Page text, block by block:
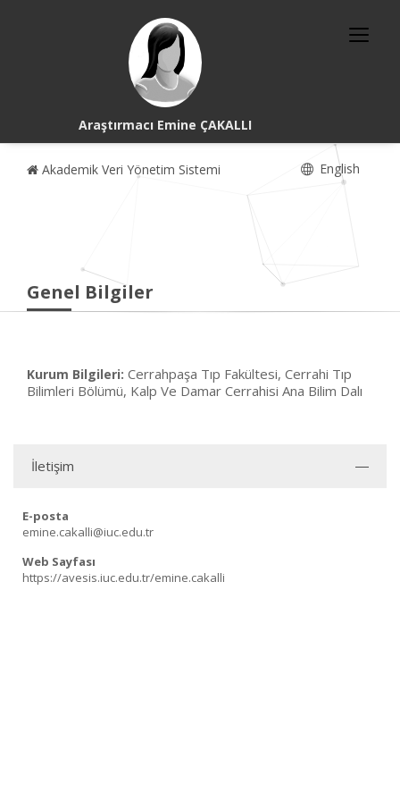
Araştırmacı Emine ÇAKALLI
Akademik Veri Yönetim Sistemi English
Genel Bilgiler
Kurum Bilgileri: Cerrahpaşa Tıp Fakültesi, Cerrahi Tıp
Bilimleri Bölümü, Kalp Ve Damar Cerrahisi Ana Bilim Dalı
İletişim
E-posta
emine.cakalli@iuc.edu.tr
Web Sayfası
https://avesis.iuc.edu.tr/emine.cakalli